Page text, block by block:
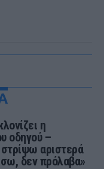
η
οδηγού –
αριστερά
δεν πρόλαβα»